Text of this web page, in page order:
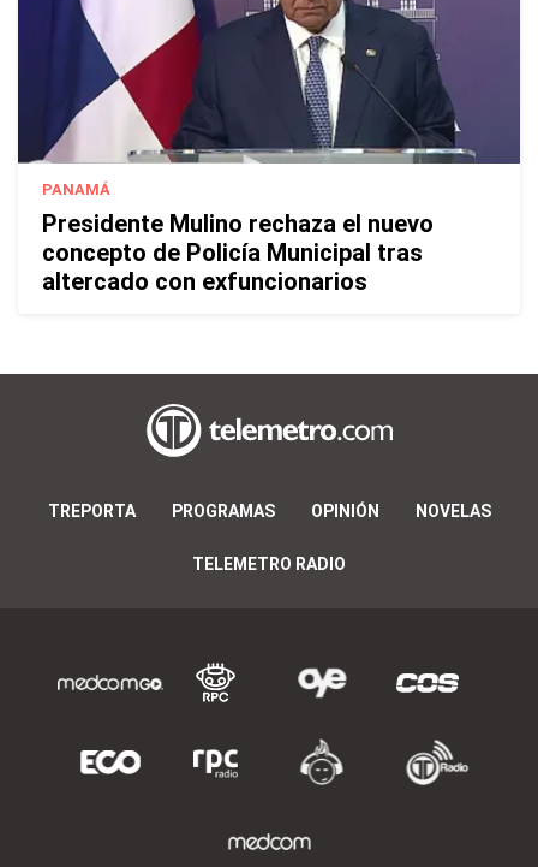
PANAMÁ
Presidente Mulino rechaza el nuevo
concepto de Policía Municipal tras
altercado con exfuncionarios
TREPORTA PROGRAMAS OPINIÓN NOVELAS
TELEMETRO RADIO